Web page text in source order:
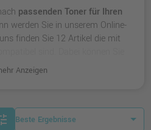
passenden Toner für Ihren
werden Sie in unserem Online-
finden Sie 12 Artikel die mit
wählen oder zu
Anzeigen